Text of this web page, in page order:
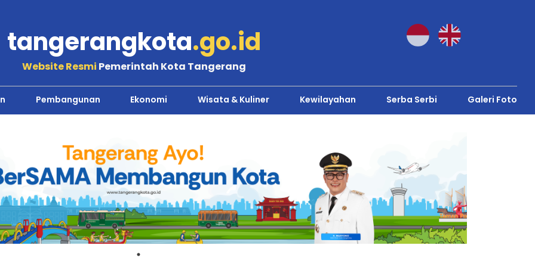
tangerangkota.go.id
Website Resmi Pemerintah Kota Tangerang
Pembangunan Ekonomi Wisata & Kuliner Kewilayahan Serba Serbi Galeri Foto